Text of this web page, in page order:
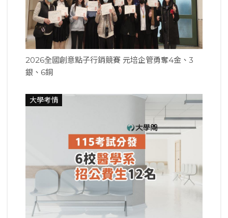
2026全國創意點子行銷競賽 元培企管勇奪4金、3
銀、6銅
大學考情